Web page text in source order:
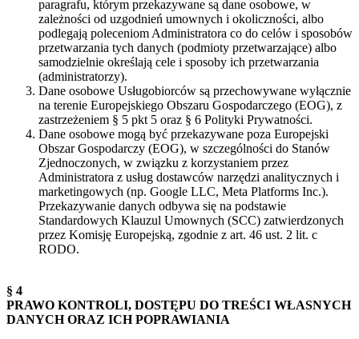
paragrafu, którym przekazywane są dane osobowe, w
zależności od uzgodnień umownych i okoliczności, albo
podlegają poleceniom Administratora co do celów i sposobów
przetwarzania tych danych (podmioty przetwarzające) albo
samodzielnie określają cele i sposoby ich przetwarzania
(administratorzy).
Dane osobowe Usługobiorców są przechowywane wyłącznie
na terenie Europejskiego Obszaru Gospodarczego (EOG), z
zastrzeżeniem § 5 pkt 5 oraz § 6 Polityki Prywatności.
Dane osobowe mogą być przekazywane poza Europejski
Obszar Gospodarczy (EOG), w szczególności do Stanów
Zjednoczonych, w związku z korzystaniem przez
Administratora z usług dostawców narzędzi analitycznych i
marketingowych (np. Google LLC, Meta Platforms Inc.).
Przekazywanie danych odbywa się na podstawie
Standardowych Klauzul Umownych (SCC) zatwierdzonych
przez Komisję Europejską, zgodnie z art. 46 ust. 2 lit. c
RODO.
§ 4
PRAWO KONTROLI, DOSTĘPU DO TREŚCI WŁASNYCH
DANYCH ORAZ ICH POPRAWIANIA